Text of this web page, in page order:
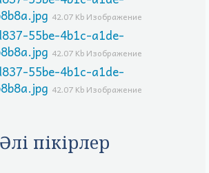
42.07 Kb Изображение
55be-4b1c-a1de-
42.07 Kb Изображение
55be-4b1c-a1de-
42.07 Kb Изображение
Әлі пікірлер